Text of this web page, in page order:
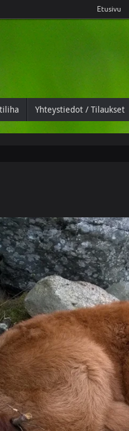
Etusivu
Yhteystiedot / Tilaukset